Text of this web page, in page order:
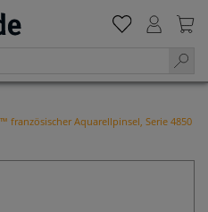
französischer Aquarellpinsel, Serie 4850